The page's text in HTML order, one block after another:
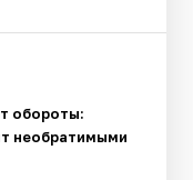
обороты:
необратимыми